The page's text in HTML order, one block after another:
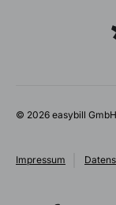
© 2026 easybill
Impressum